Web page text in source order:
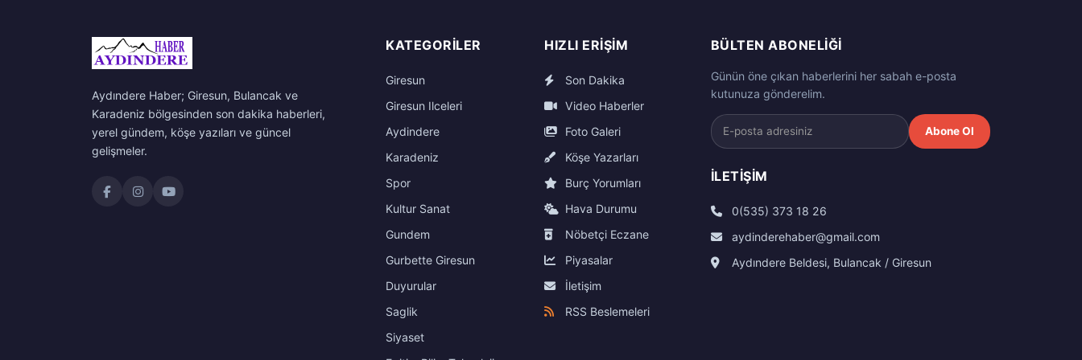
Aydındere Haber; Giresun, Bulancak ve
Karadeniz bölgesinden son dakika haberleri,
yerel gündem, köşe yazıları ve güncel
gelişmeler.
KATEGORILER
Giresun
Giresun Ilceleri
Aydindere
Karadeniz
Spor
Kultur Sanat
Gundem
Gurbette Giresun
Duyurular
Saglik
Siyaset
HIZLI ERIŞIM
Son Dakika
Video Haberler
Foto Galeri
Köşe Yazarları
Burç Yorumları
Hava Durumu
Nöbetçi Eczane
Piyasalar
İletişim
RSS Beslemeleri
BÜLTEN ABONELIĞI
Günün öne çıkan haberlerini her sabah e-posta
kutunuza gönderelim.
Abone Ol
İLETIŞIM
0(535) 373 18 26
aydinderehaber@gmail.com
Aydındere Beldesi, Bulancak / Giresun